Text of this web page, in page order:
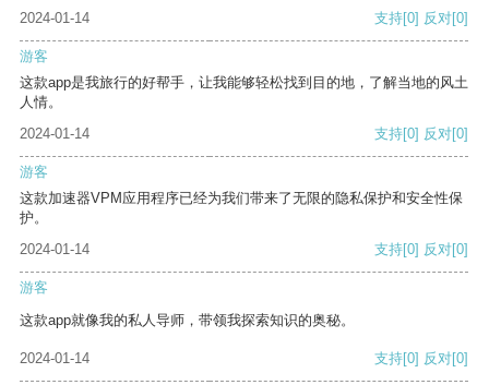
2024-01-14 支持[0] 反对[0]
游客
这款app是我旅行的好帮手，让我能够轻松找到目的地，了解当地的风土
人情。
2024-01-14
支持[0] 反对[0]
游客
这款加速器VPM应用程序已经为我们带来了无限的隐私保护和安全性保
护。
2024-01-14
支持[0] 反对[0]
游客
这款app就像我的私人导师，带领我探索知识的奥秘。
2024-01-14 支持[0] 反对[0]